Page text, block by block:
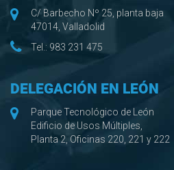
C/ Barbecho Nº 25, planta baja
47014, Valladolid
Tel.: 983 231 475
DELEGACIÓN EN LEÓN
Parque Tecnológico de León
Edificio de Usos Múltiples,
Planta 2, Oficinas 220, 221 y 222